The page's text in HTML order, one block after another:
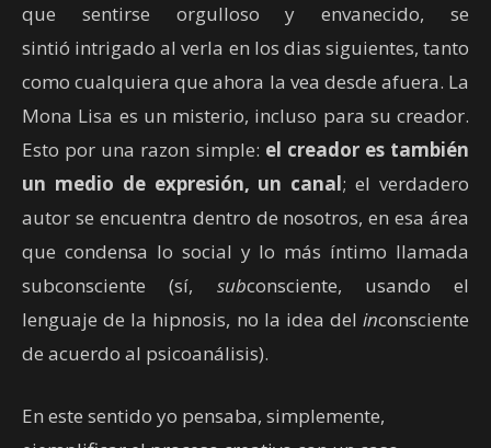
que sentirse orgulloso y envanecido, se
sintió intrigado al verla en los dias siguientes, tanto
como cualquiera que ahora la vea desde afuera. La
Mona Lisa es un misterio, incluso para su creador.
Esto por una razon simple: el creador es también
un medio de expresión, un canal; el verdadero
autor se encuentra dentro de nosotros, en esa área
que condensa lo social y lo más íntimo llamada
subconsciente (sí, subconsciente, usando el
lenguaje de la hipnosis, no la idea del inconsciente
de acuerdo al psicoanálisis).
En este sentido yo pensaba, simplemente,